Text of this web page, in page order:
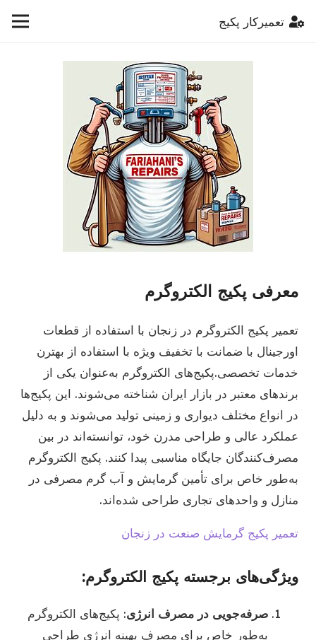
تعمیرکار پکیج
معرفی پکیج الکتروگرم
تعمیر پکیج الکتروگرم در زنجان با استفاده از قطعات
اورجینال با ضمانت با تخفیف ویژه با استفاده از بهترن
خدمات تخصصی.پکیج‌های الکتروگرم به‌عنوان یکی از
برندهای معتبر در بازار ایران شناخته می‌شوند. این پکیج‌ها
در انواع مختلف دیواری و زمینی تولید می‌شوند و به دلیل
عملکرد عالی و طراحی مدرن خود، توانسته‌اند در بین
مصرف‌کنندگان جایگاه مناسبی پیدا کنند. پکیج الکتروگرم
به‌طور خاص برای تأمین گرمایش و آب گرم مصرفی در
منازل و واحدهای تجاری طراحی شده‌اند.
تعمیر پکیج گرمایش صنعت در زنجان
ویژگی‌های برجسته پکیج الکتروگرم:
صرفه‌جویی در مصرف انرژی: پکیج‌های الکتروگرم
به‌طور خاص برای مصرف بهینه انرژی طراحی